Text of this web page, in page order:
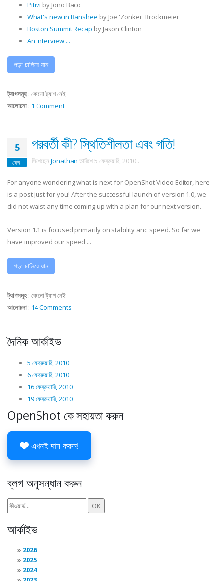
Pitivi by Jono Baco
What's newin Banshee by Joe 'Zonker' Brockmeier
Boston Summit Recap by Jason Clinton
An interview ...
পড়া চালিয়ে যান
ট্যাগসমূহ: কোনো ট্যাগ নেই
আলোচনা : 1 Comment
5
ফেব.
পরবর্তী কী? স্থিতিশীলতা এবং গতি!
লিখেছেন Jonathan তারিখে 5 ফেব্রুয়ারি, 2010 .
For anyone wondering what is next for OpenShot Video Editor, here
is a post just for you! After the successful launch of version 1.0, we
did not waist any time coming up with a plan for our next version.
Version 1.1 is focused primarily on stability and speed. So far we
have improved our speed ...
পড়া চালিয়ে যান
ট্যাগসমূহ: কোনো ট্যাগ নেই
আলোচনা : 14 Comments
দৈনিক আর্কাইভ
5 ফেব্রুয়ারি, 2010
6 ফেব্রুয়ারি, 2010
16 ফেব্রুয়ারি, 2010
19 ফেব্রুয়ারি, 2010
OpenShot কে সহায়তা করুন
এখনই দান করুন!
ব্লগ অনুসন্ধান করুন
আর্কাইভ
2026
2025
2024